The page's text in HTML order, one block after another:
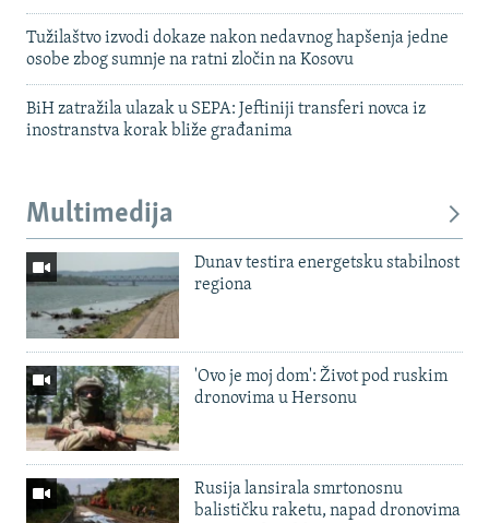
Tužilaštvo izvodi dokaze nakon nedavnog hapšenja jedne
osobe zbog sumnje na ratni zločin na Kosovu
BiH zatražila ulazak u SEPA: Jeftiniji transferi novca iz
inostranstva korak bliže građanima
Multimedija
Dunav testira energetsku stabilnost
regiona
'Ovo je moj dom': Život pod ruskim
dronovima u Hersonu
Rusija lansirala smrtonosnu
balističku raketu, napad dronovima